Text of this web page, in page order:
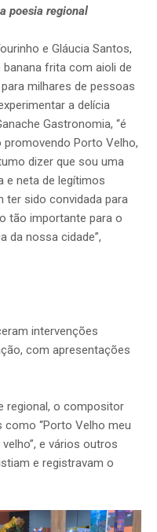
poesia regional
e Gláucia Santos,
frita com aioli de
milhares de pessoas
a delícia
Gastronomia, “é
Porto Velho,
dizer que sou uma
e neta de legítimos
ter sido convidada para
tão importante para o
da nossa cidade”,
intervenções
com apresentações
regional, o compositor
“Porto Velho meu
velho”, e vários outros
e registravam o